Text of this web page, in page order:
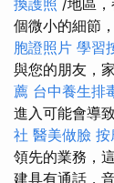
換護照 /地區，
個微小的細節
胞證照片 學習
與您的朋友，
薦 台中養生排
進入可能會導
社 醫美做臉 按
領先的業務，
建具有通話，